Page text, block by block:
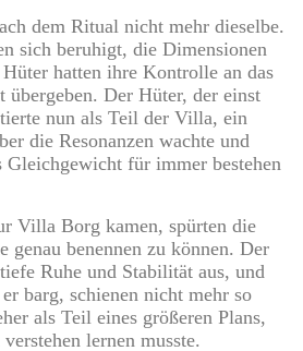
dem Ritual nicht mehr dieselbe.
sich beruhigt, die Dimensionen
hatten ihre Kontrolle an das
übergeben. Der Hüter, der einst
nun als Teil der Villa, ein
die Resonanzen wachte und
Gleichgewicht für immer bestehen
Villa Borg kamen, spürten die
genau benennen zu können. Der
Ruhe und Stabilität aus, und
barg, schienen nicht mehr so
als Teil eines größeren Plans,
lernen musste.